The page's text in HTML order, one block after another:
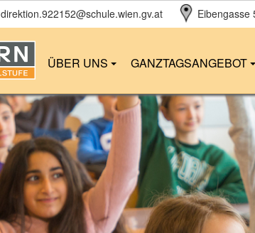
ÜBER UNS GANZTAGSANGEBOT
direktion.922152@schule.wien.gv.at Eibengasse